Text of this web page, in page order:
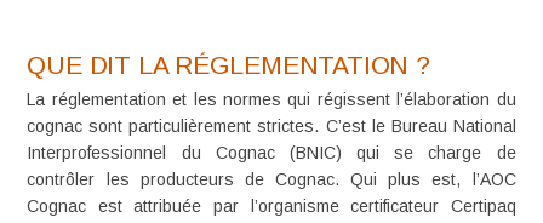
QUE DIT LA RÉGLEMENTATION ?
La réglementation et les normes qui régissent l’élaboration du
cognac sont particulièrement strictes. C’est le Bureau National
Interprofessionnel du Cognac (BNIC) qui se charge de
contrôler les producteurs de Cognac. Qui plus est, l’AOC
Cognac est attribuée par l’organisme certificateur Certipaq